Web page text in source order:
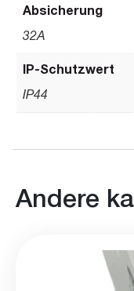
Absicherung
32A
IP-Schutzwert
IP44
Andere